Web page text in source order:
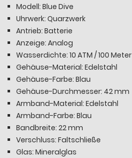
Modell: Blue Dive
Uhrwerk: Quarzwerk
Antrieb: Batterie
Anzeige: Analog
Wasserdichte: 10 ATM / 100 Meter
Gehäuse-Material: Edelstahl
Gehäuse-Farbe: Blau
Gehäuse-Durchmesser: 42 mm
Armband-Material: Edelstahl
Armband-Farbe: Blau
Bandbreite: 22 mm
Verschluss: Faltschließe
Glas: Mineralglas